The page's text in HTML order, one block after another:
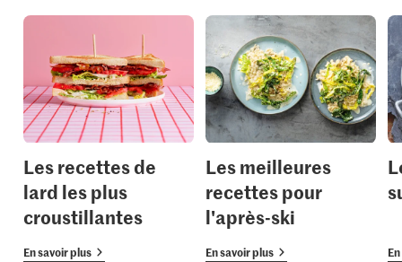
Les recettes de
lard les plus
croustillantes
En savoir plus
Les meilleures
recettes pour
l'après-ski
En savoir plus